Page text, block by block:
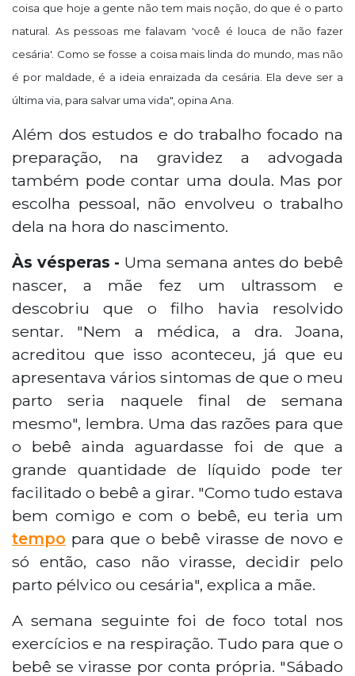
coisa que hoje a gente não tem mais noção, do que é o parto
natural. As pessoas me falavam 'você é louca de não fazer
cesária'. Como se fosse a coisa mais linda do mundo, mas não
é por maldade, é a ideia enraizada da cesária. Ela deve ser a
última via, para salvar uma vida", opina Ana.
Além dos estudos e do trabalho focado na
preparação, na gravidez a advogada
também pode contar uma doula. Mas por
escolha pessoal, não envolveu o trabalho
dela na hora do nascimento.
Às vésperas - Uma semana antes do bebê
nascer, a mãe fez um ultrassom e
descobriu que o filho havia resolvido
sentar. "Nem a médica, a dra. Joana,
acreditou que isso aconteceu, já que eu
apresentava vários sintomas de que o meu
parto seria naquele final de semana
mesmo", lembra. Uma das razões para que
o bebê ainda aguardasse foi de que a
grande quantidade de líquido pode ter
facilitado o bebê a girar. "Como tudo estava
bem comigo e com o bebê, eu teria um
tempo para que o bebê virasse de novo e
só então, caso não virasse, decidir pelo
parto pélvico ou cesária", explica a mãe.
A semana seguinte foi de foco total nos
exercícios e na respiração. Tudo para que o
bebê se virasse por conta própria. "Sábado